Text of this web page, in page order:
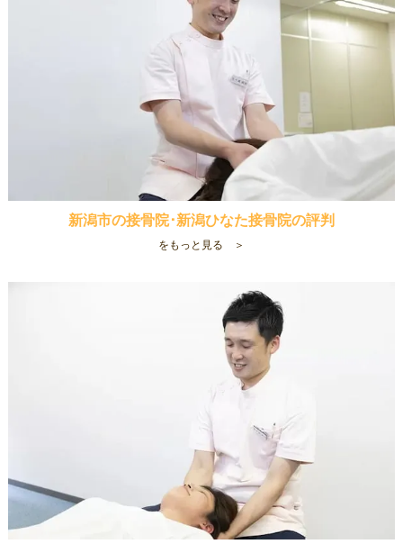
新潟市の接骨院･新潟ひなた接骨院の評判
をもっと見る ＞